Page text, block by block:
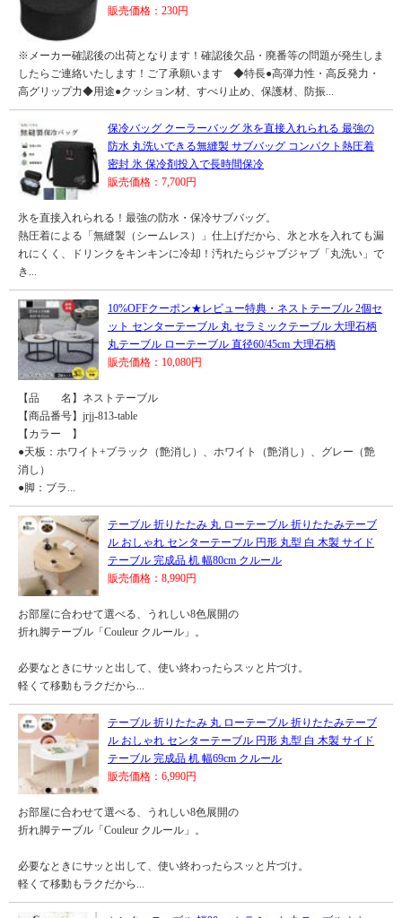
販売価格：230円
※メーカー確認後の出荷となります！確認後欠品・廃番等の問題が発生しま
したらご連絡いたします！ご了承願います ◆特長●高弾力性・高反発力・
高グリップ力◆用途●クッション材、すべり止め、保護材、防振...
保冷バッグ クーラーバッグ 氷を直接入れられる 最強の
防水 丸洗いできる無縫製 サブバッグ コンパクト熱圧着
密封 氷 保冷剤投入で長時間保冷
販売価格：7,700円
氷を直接入れられる！最強の防水・保冷サブバッグ。
熱圧着による「無縫製（シームレス）」仕上げだから、氷と水を入れても漏
れにくく、ドリンクをキンキンに冷却！汚れたらジャブジャブ「丸洗い」で
き...
10%OFFクーポン★レビュー特典・ネストテーブル 2個セ
ット センターテーブル 丸 セラミックテーブル 大理石柄
丸テーブル ローテーブル 直径60/45cm 大理石柄
販売価格：10,080円
【品 名】ネストテーブル
【商品番号】jrjj-813-table
【カラー 】
●天板：ホワイト+ブラック（艶消し）、ホワイト（艶消し）、グレー（艶
消し）
●脚：ブラ...
テーブル 折りたたみ 丸 ローテーブル 折りたたみテーブ
ル おしゃれ センターテーブル 円形 丸型 白 木製 サイド
テーブル 完成品 机 幅80cm クルール
販売価格：8,990円
お部屋に合わせて選べる、うれしい8色展開の
折れ脚テーブル「Couleur クルール」。
必要なときにサッと出して、使い終わったらスッと片づけ。
軽くて移動もラクだから...
テーブル 折りたたみ 丸 ローテーブル 折りたたみテーブ
ル おしゃれ センターテーブル 円形 丸型 白 木製 サイド
テーブル 完成品 机 幅69cm クルール
販売価格：6,990円
お部屋に合わせて選べる、うれしい8色展開の
折れ脚テーブル「Couleur クルール」。
必要なときにサッと出して、使い終わったらスッと片づけ。
軽くて移動もラクだから...